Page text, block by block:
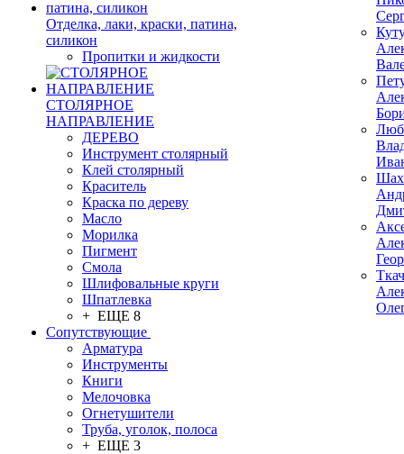
Отделка, лаки, краски, патина,
силикон
Пропитки и жидкости
СТОЛЯРНОЕ
НАПРАВЛЕНИЕ
ДЕРЕВО
Инструмент столярный
Клей столярный
Краситель
Краска по дереву
Масло
Морилка
Пигмент
Смола
Шлифовальные круги
Шпатлевка
+ ЕЩЕ 8
Сопутствующие
Арматура
Инструменты
Книги
Мелочовка
Огнетушители
Труба, уголок, полоса
+ ЕЩЕ 3